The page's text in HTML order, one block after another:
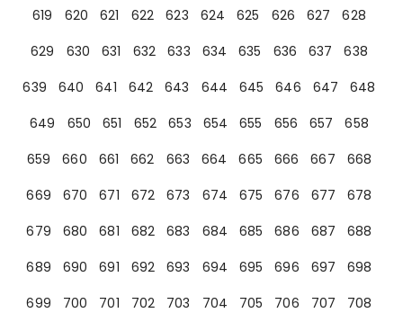
619
620 621 622 623 624 625 626 627
628
629
630 631 632 633 634 635 636 637
638
639
640 641 642 643 644 645 646 647
648
649
650 651 652 653 654 655 656 657
658
659
660 661 662 663 664 665 666 667
668
669
670 671 672 673 674 675 676 677
678
679
680 681 682 683 684 685 686 687
688
689
690 691 692 693 694 695 696 697
698
699
700 701 702 703 704 705 706 707
708